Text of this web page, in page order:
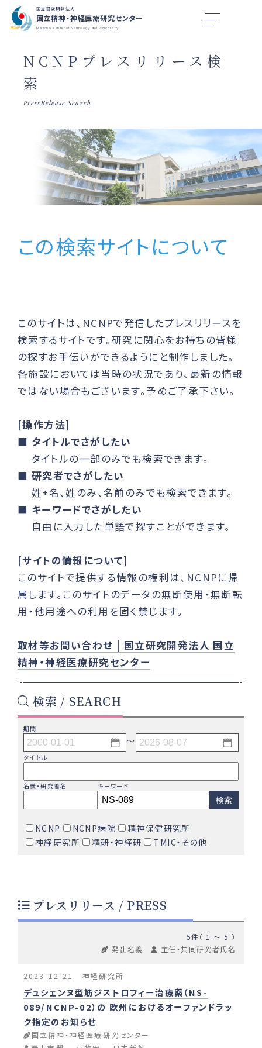
国立研究開発法人
国立精神・神経医療研究センター
National Center of Neurology and Psychiatry
NCNPプレスリリース検
索
PressRelease Search
この検索サイトについて
このサイトは、NCNPで発信したプレスリリースを
検索するサイトです。研究に関心をお持ちの皆様
の探すお手伝いができるようにと制作しました。
各施設においては当時の状況であり、最新の情報
ではない場合もございます。予めご了承下さい。
[操作方法]
■ タイトルでさがしたい
タイトルの一部のみでも検索できます。
■ 研究者でさがしたい
姓+名、姓のみ、名前のみでも検索できます。
■ キーワードでさがしたい
自由に入力した単語で探すことができます。
[サイトの情報について]
このサイトで提供する情報の権利は、NCNPに帰
属します。このサイトのデータの無断使用・無断転
用・他用途への利用を固く禁じます。
取材等お問い合わせ | 国立研究開発法人 国立
精神・神経医療研究センター
検索 / SEARCH
期間
〜
タイトル
名義・研究者名 キーワード
検索
NCNP NCNP病院
精神保健研究所
神経研究所
精研・神経研 TMIC・その他
プレスリリース / PRESS
5件（ 1 〜 5 ）
発出名義
主任・共同研究者氏名
2023-12-21 神経研究所
デュシェンヌ型筋ジストロフィー治療薬（NS-
089/NCNP-02）の 欧州におけるオーファンドラッ
ク指定のお知らせ
国立精神・神経医療研究センター